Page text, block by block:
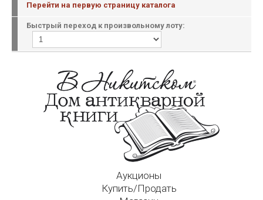
Перейти на первую страницу каталога
Быстрый переход к произвольному лоту:
Аукционы
Купить/Продать